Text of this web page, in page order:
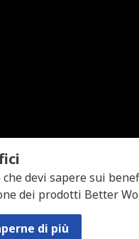
che devi sapere sui
dei prodotti Better
di più